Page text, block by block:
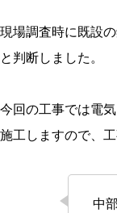
現場調査時に既設
と判断しました。
今回の工事では電
施工しますので、
中